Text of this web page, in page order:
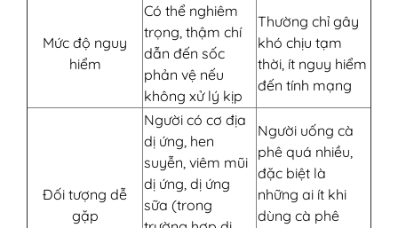
Mức độ nguy
hiểm
Có thể nghiêm
trọng, thậm chí
dẫn đến sốc
phản vệ nếu
không xử lý kịp
Thường chỉ gây
khó chịu tạm
thời, ít nguy hiểm
đến tính mạng
Đối tượng dễ
gặp
Người có cơ địa
dị ứng, hen
suyễn, viêm mũi
dị ứng, dị ứng
sữa (trong
Người uống cà
phê quá nhiều,
đặc biệt là
những ai ít khi
dùng cà phê